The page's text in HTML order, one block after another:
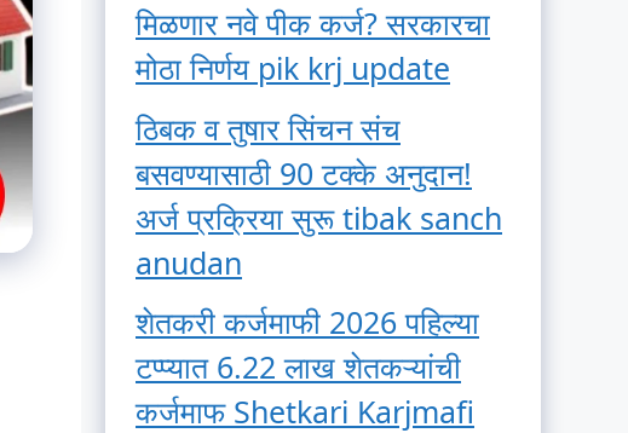
मिळणार नवे पीक कर्ज? सरकारचा
मोठा निर्णय pik krj update
ठिबक व तुषार सिंचन संच
बसवण्यासाठी 90 टक्के अनुदान!
अर्ज प्रक्रिया सुरू tibak sanch
anudan
शेतकरी कर्जमाफी 2026 पहिल्या
टप्प्यात 6.22 लाख शेतकऱ्यांची
कर्जमाफ Shetkari Karjmafi